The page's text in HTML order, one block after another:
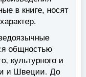
в книге, носят
общностью
культурного и
и Швеции. До